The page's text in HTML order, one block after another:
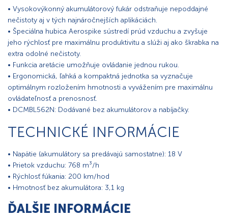
• Vysokovýkonný akumulátorový fukár odstraňuje nepoddajné
nečistoty aj v tých najnáročnejších aplikáciách.
• Špeciálna hubica Aerospike sústredí prúd vzduchu a zvyšuje
jeho rýchlosť pre maximálnu produktivitu a slúži aj ako škrabka na
extra odolné nečistoty.
• Funkcia aretácie umožňuje ovládanie jednou rukou.
• Ergonomická, ľahká a kompaktná jednotka sa vyznačuje
optimálnym rozložením hmotnosti a vyvážením pre maximálnu
ovládateľnosť a prenosnosť.
• DCMBL562N: Dodávané bez akumulátorov a nabíjačky.
TECHNICKÉ INFORMÁCIE
• Napätie (akumulátory sa predávajú samostatne): 18 V
• Prietok vzduchu: 768 m³/h
• Rýchlosť fúkania: 200 km/hod
• Hmotnosť bez akumulátora: 3,1 kg
ĎALŠIE INFORMÁCIE